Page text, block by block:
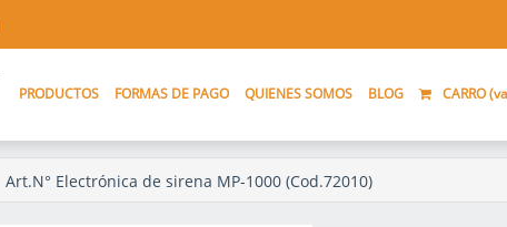
PRODUCTOS FORMAS DE PAGO QUIENES SOMOS BLOG CARRO (
Art.N° Electrónica de sirena MP-1000 (Cod.72010)